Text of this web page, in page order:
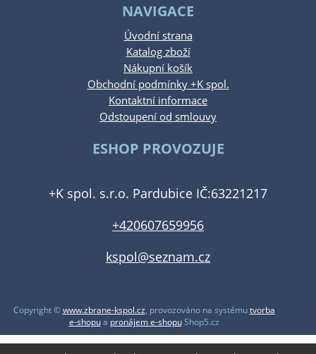
NAVIGACE
Úvodní strana
Katalog zboží
Nákupní košík
Obchodní podmínky +K spol.
Kontaktní informace
Odstoupení od smlouvy
ESHOP PROVOZUJE
+K spol. s.r.o. Pardubice IČ:63221217
+420607659956
kspol@seznam.cz
Copyright ©www.zbrane-kspol.cz, provozováno na systémutvorba
e-shopua pronájem e-shopuShop5.cz